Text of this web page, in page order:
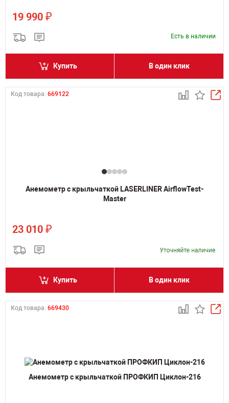
19 990 ₽
Есть в наличии
Купить В один клик
Код товара: 669122
Анемометр с крыльчаткой LASERLINER AirflowTest-
Master
23 010 ₽
Купить В один клик
Код товара: 669430
Анемометр с крыльчаткой ПРОФКИП Циклон-216